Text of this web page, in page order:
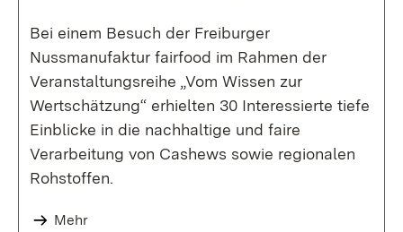
Bei einem Besuch der Freiburger
Nussmanufaktur fairfood im Rahmen der
Veranstaltungsreihe „Vom Wissen zur
Wertschätzung“ erhielten 30 Interessierte tiefe
Einblicke in die nachhaltige und faire
Verarbeitung von Cashews sowie regionalen
Rohstoffen.
Mehr